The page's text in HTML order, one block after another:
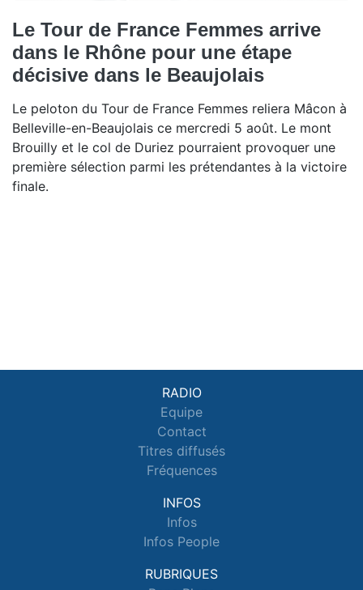
Le Tour de France Femmes arrive
dans le Rhône pour une étape
décisive dans le Beaujolais
Le peloton du Tour de France Femmes reliera Mâcon à
Belleville-en-Beaujolais ce mercredi 5 août. Le mont
Brouilly et le col de Duriez pourraient provoquer une
première sélection parmi les prétendantes à la victoire
finale.
RADIO
Equipe
Contact
Titres diffusés
Fréquences
INFOS
Infos
Infos People
RUBRIQUES